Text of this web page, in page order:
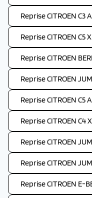
Reprise CITROEN C3
Reprise CITROEN C5 X
Reprise CITROEN
Reprise CITROEN
Reprise CITROEN C5
Reprise CITROEN C4
Reprise CITROEN
Reprise CITROEN
Reprise CITROEN E-